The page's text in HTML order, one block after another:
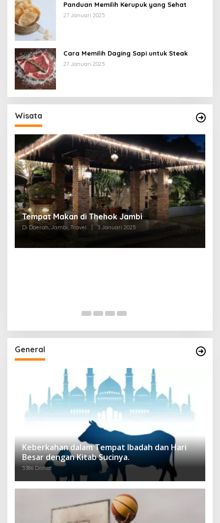
Panduan Memilih Kerupuk yang Sehat
27 Januari 2025
Cara Memilih Daging Sapi untuk Steak
27 Januari 2025
Wisata
Tempat Makan di Thehok Jambi
Di Daerah, Jambi, Travel | 3 Januari 2025
General
Keberkahan dalam Tempat Ibadah dan Hari
Besar dengan Kitab Sucinya.
5386 Dilihat